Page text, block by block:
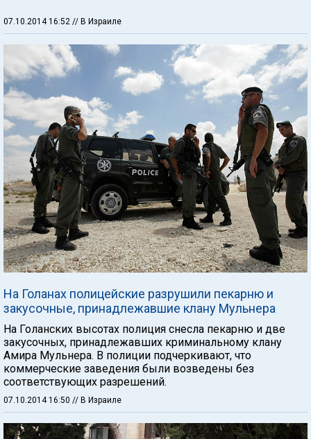
07.10.2014 16:52 // В Израиле
На Голанах полицейские разрушили пекарню и
закусочные, принадлежавшие клану Мульнера
На Голанских высотах полиция снесла пекарню и две
закусочных, принадлежавших криминальному клану
Амира Мульнера. В полиции подчеркивают, что
коммерческие заведения были возведены без
соответствующих разрешений.
07.10.2014 16:50 // В Израиле